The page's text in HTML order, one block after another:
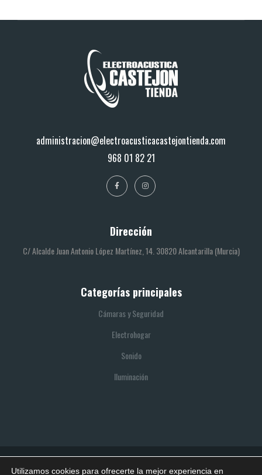
administracion@electroacusticacastejontienda.com
968 01 82 21
Dirección
C/ Alcalde Juan Antonio López Martínez, 14. 30820 Alcantarilla (Murcia)
Categorías principales
Cámaras y Seguridad
Electrohogar
Sonido
Iluminación
© 2021 SITIO REALIZADO POR BOOTIK
Utilizamos cookies para ofrecerte la mejor experiencia en